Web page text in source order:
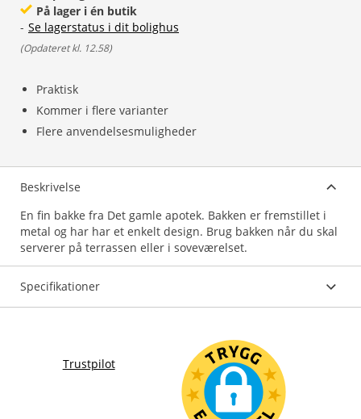
Praktisk
Kommer i flere varianter
Flere anvendelsesmuligheder
På lager i én butik
- Se lagerstatus i dit bolighus
(Opdateret kl. 12.58)
Beskrivelse
En fin bakke fra Det gamle apotek. Bakken er fremstillet i
metal og har har et enkelt design. Brug bakken når du skal
serverer på terrassen eller i soveværelset.
Specifikationer
Trustpilot